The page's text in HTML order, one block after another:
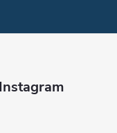
Instagram